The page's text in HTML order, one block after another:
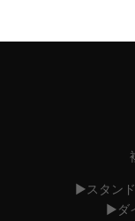
▶︎スタン
▶︎ダ